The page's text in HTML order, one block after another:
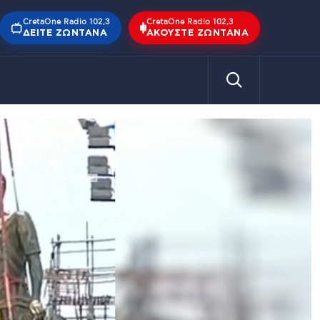
CretaOne Radio 102,3
ΔΕΊΤΕ ΖΩΝΤΑΝΆ
CretaOne Radio 102,3
ΑΚΟΎΣΤΕ ΖΩΝΤΑΝΆ